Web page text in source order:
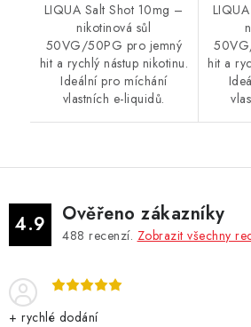
LIQUA Salt Shot 10mg –
nikotinová sůl
50VG/50PG pro jemný
hit a rychlý nástup nikotinu.
Ideální pro míchání
vlastních e-liquidů.
hit a
4.9 Ověřeno zákazníky
488 recenzí. Zobrazit všechny
+ rychlé dodání